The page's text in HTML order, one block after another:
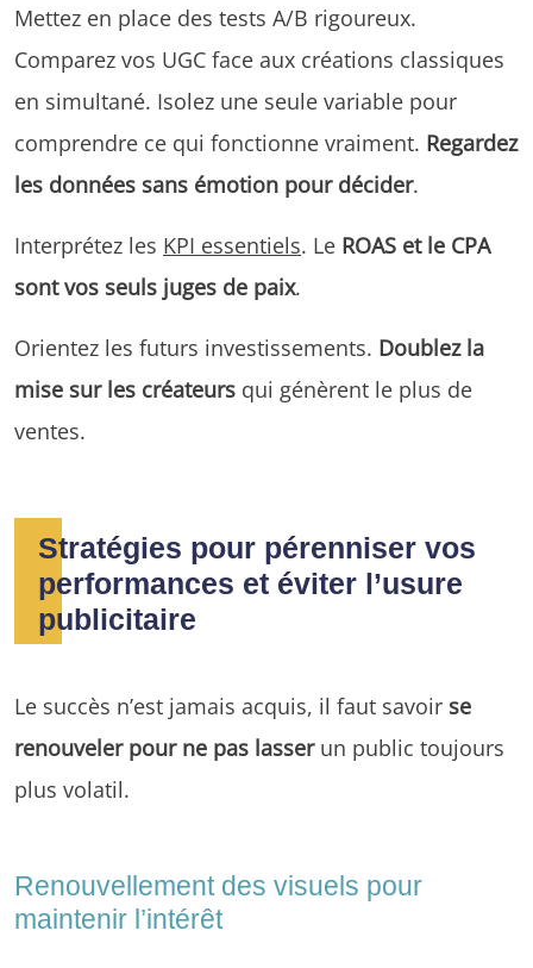
Mettez en place des tests A/B rigoureux.
Comparez vos UGC face aux créations classiques
en simultané. Isolez une seule variable pour
comprendre ce qui fonctionne vraiment. Regardez
les données sans émotion pour décider.
Interprétez les KPI essentiels. Le ROAS et le CPA
sont vos seuls juges de paix.
Orientez les futurs investissements. Doublez la
mise sur les créateurs qui génèrent le plus de
ventes.
Stratégies pour pérenniser vos
performances et éviter l’usure
publicitaire
Le succès n’est jamais acquis, il faut savoir se
renouveler pour ne pas lasserun public toujours
plus volatil.
Renouvellement des visuels pour
maintenir l’intérêt